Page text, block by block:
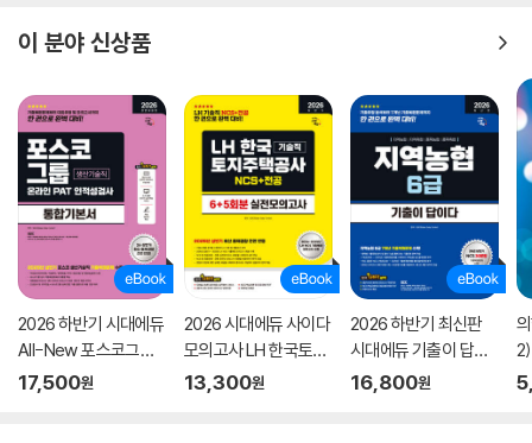
이 분야 신상품
2026 하반기 시대에듀
All-New 포스코그룹
온라인 PAT 생산기술
17,500원
2026 시대에듀 사이다
모의고사 LH 한국토지
주택공사 기술직 NCS
13,300원
2026 하반기 최신판
시대에듀 기출이 답이
다 NCS 지역농협 6급
16,800원